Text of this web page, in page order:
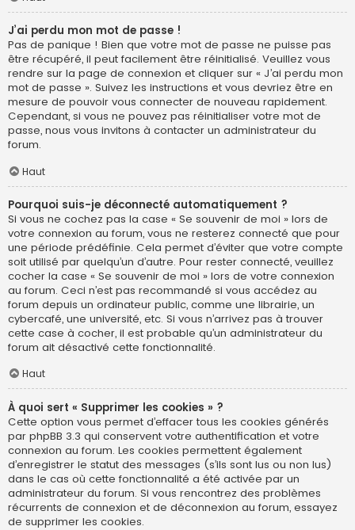
J’ai perdu mon mot de passe !
Pas de panique ! Bien que votre mot de passe ne puisse pas
être récupéré, il peut facilement être réinitialisé. Veuillez vous
rendre sur la page de connexion et cliquer sur « J’ai perdu mon
mot de passe ». Suivez les instructions et vous devriez être en
mesure de pouvoir vous connecter de nouveau rapidement.
Cependant, si vous ne pouvez pas réinitialiser votre mot de
passe, nous vous invitons à contacter un administrateur du
forum.
Haut
Pourquoi suis-je déconnecté automatiquement ?
Si vous ne cochez pas la case « Se souvenir de moi » lors de
votre connexion au forum, vous ne resterez connecté que pour
une période prédéfinie. Cela permet d’éviter que votre compte
soit utilisé par quelqu’un d’autre. Pour rester connecté, veuillez
cocher la case « Se souvenir de moi » lors de votre connexion
au forum. Ceci n’est pas recommandé si vous accédez au
forum depuis un ordinateur public, comme une librairie, un
cybercafé, une université, etc. Si vous n’arrivez pas à trouver
cette case à cocher, il est probable qu’un administrateur du
forum ait désactivé cette fonctionnalité.
Haut
À quoi sert « Supprimer les cookies » ?
Cette option vous permet d’effacer tous les cookies générés
par phpBB 3.3 qui conservent votre authentification et votre
connexion au forum. Les cookies permettent également
d’enregistrer le statut des messages (s’ils sont lus ou non lus)
dans le cas où cette fonctionnalité a été activée par un
administrateur du forum. Si vous rencontrez des problèmes
récurrents de connexion et de déconnexion au forum, essayez
de supprimer les cookies.